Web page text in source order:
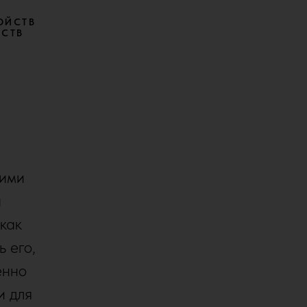
его,
для